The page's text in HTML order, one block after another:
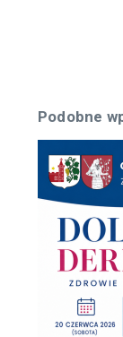
Podobne